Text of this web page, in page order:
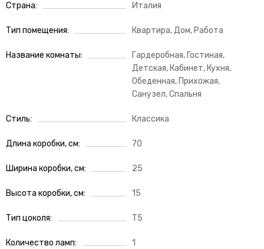
Страна Италия
Тип помещения Квартира, Дом, Работа
Название комнаты
Гардеробная, Гостиная,
Детская, Кабинет, Кухня,
Обеденная, Прихожая,
Санузел, Спальня
Стиль Классика
Длина коробки, см 70
Ширина коробки, см 25
Высота коробки, см 15
Тип цоколя Т5
Количество ламп 1